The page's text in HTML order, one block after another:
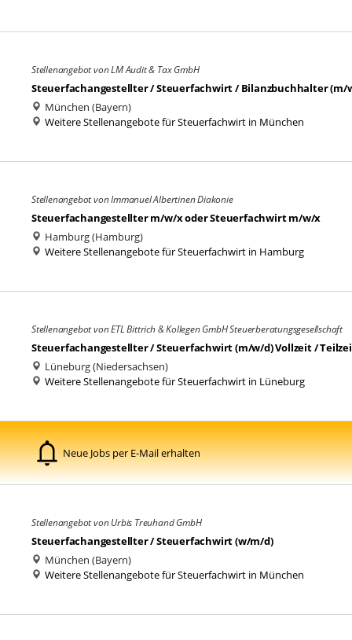
Stellenangebot von LM Audit & Tax GmbH
Steuerfachangestellter / Steuerfachwirt / Bilanzbuchhalter (m/
München (Bayern)
Weitere Stellenangebote für Steuerfachwirt in München
Stellenangebot von Immanuel Albertinen Diakonie
Steuerfachangestellter m/w/x oder Steuerfachwirt m/w/x
Hamburg (Hamburg)
Weitere Stellenangebote für Steuerfachwirt in Hamburg
Stellenangebot von ETL Bittrich & Kollegen GmbH Steuerberatungsgesellschaft
Steuerfachangestellter / Steuerfachwirt (m/w/d) Vollzeit /
Lüneburg (Niedersachsen)
Weitere Stellenangebote für Steuerfachwirt in Lüneburg
Neue Jobs per E-Mail erhalten
Stellenangebot von Urbis Treuhand GmbH
Steuerfachangestellter / Steuerfachwirt (w/m/d)
München (Bayern)
Weitere Stellenangebote für Steuerfachwirt in München